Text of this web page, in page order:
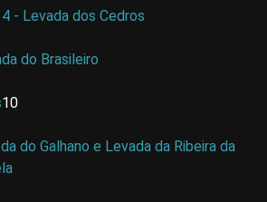
- Levada dos Cedros
do Brasileiro
10
do Galhano e Levada da Ribeira da